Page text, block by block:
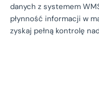
danych z systemem
płynność informacji w
zyskaj pełną kontrolę